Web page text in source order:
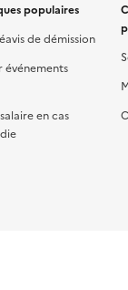
populaires
de démission
événements
en cas